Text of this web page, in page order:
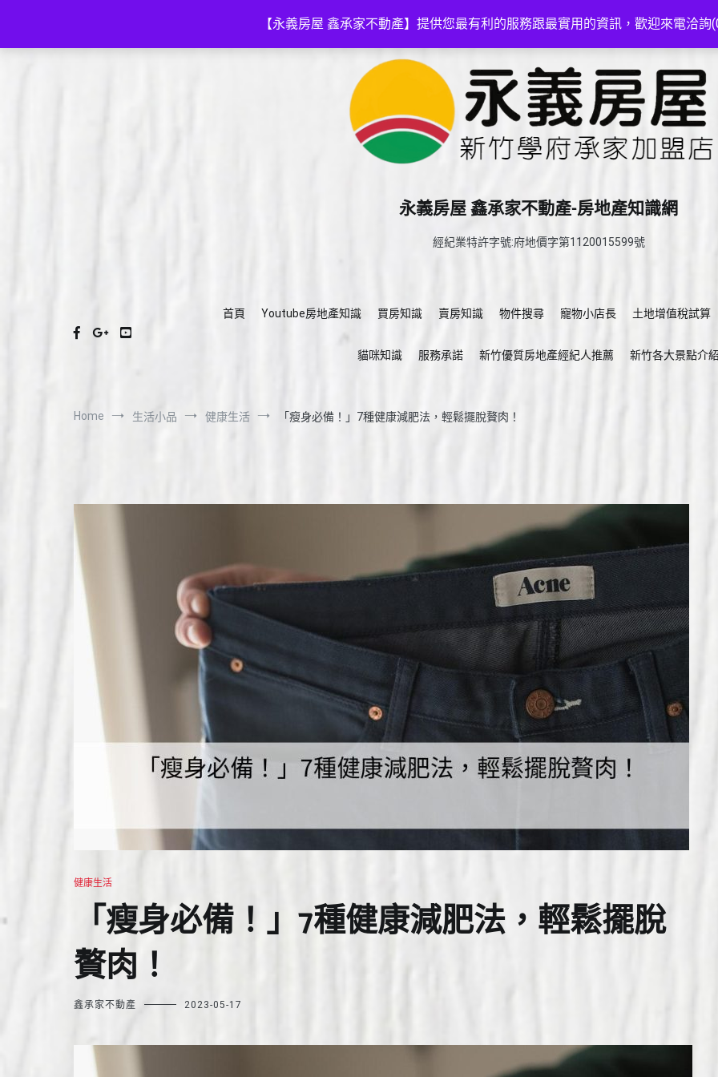
【永義房屋 鑫承家不動產】提供您最有利的服務跟最實用的資訊，歡迎來電洽
a035753111@gmail.com
永義房屋 鑫承家不動產-房地產知識網
經紀業特許字號:府地價字第1120015599號
首頁 Youtube房地產知識 買房知識 賣房知識 物件搜尋 寵物小店長 土地增值稅試算
貓咪知識 服務承諾 新竹優質房地產經紀人推薦 新竹各大景點介
Home 生活小品 健康生活 「瘦身必備！」7種健康減肥法，輕鬆擺脫贅肉！
健康生活
「瘦身必備！」7種健康減肥法，輕鬆擺脫
贅肉！
鑫承家不動產 2023-05-17